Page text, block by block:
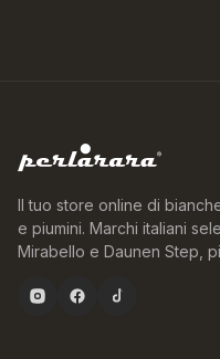
Il tuo store online di
e piumini. Marchi italiani
Mirabello e Daunen Step,